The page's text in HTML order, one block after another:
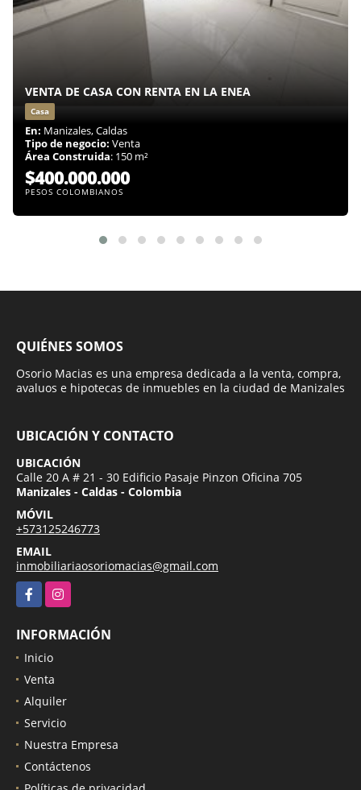
VENTA DE CASA CON RENTA EN LA ENEA
Casa
En: Manizales, Caldas
Tipo de negocio: Venta
Área Construida: 150 m²
$400.000.000
PESOS COLOMBIANOS
QUIÉNES SOMOS
Osorio Macias es una empresa dedicada a la venta, compra,
avaluos e hipotecas de inmuebles en la ciudad de Manizales
UBICACIÓN Y CONTACTO
UBICACIÓN
Calle 20 A # 21 - 30 Edificio Pasaje Pinzon Oficina 705
Manizales - Caldas - Colombia
MÓVIL
+573125246773
EMAIL
inmobiliariaosoriomacias@gmail.com
FacebookInstagram
INFORMACIÓN
Inicio
Venta
Alquiler
Servicio
Nuestra Empresa
Contáctenos